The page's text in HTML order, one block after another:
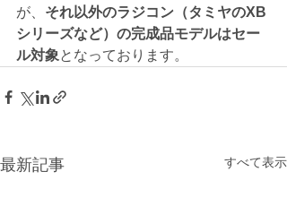
が、 それ以外のラジコン（タミヤのXB
シリーズなど）の完成品モデルはセー
ル対象となっております。
最新記事 すべて表示